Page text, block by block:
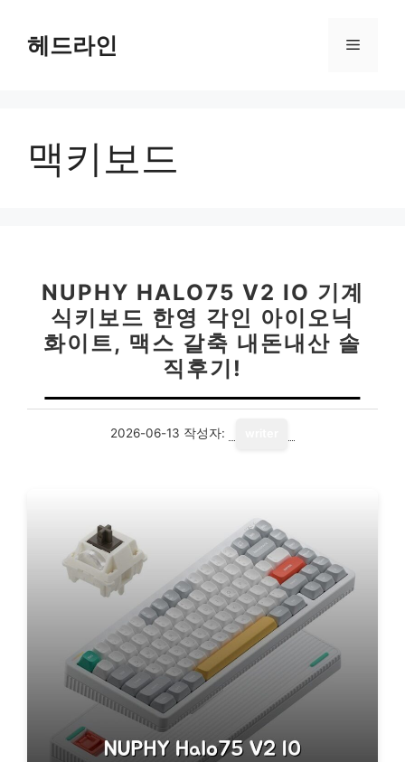
헤드라인 메
맥키보드
NUPHY HALO75 V2 IO 기계
식키보드 한영 각인 아이오닉
화이트, 맥스 갈축 내돈내산 솔
직후기!
2026-06-13 작성자: